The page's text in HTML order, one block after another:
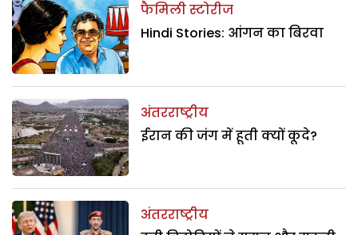
फैमिली स्टोरीज
Hindi Stories: आंगन का बिरवा
अंतरराष्ट्रीय
ईरान की जंग में हूती क्यों कूदे?
अंतरराष्ट्रीय